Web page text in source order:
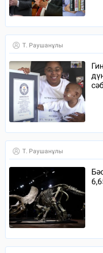
Т. Раушанұлы
Т. Раушанұлы